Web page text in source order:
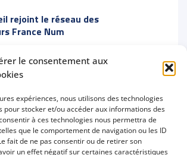
le consentement aux
expériences, nous utilisons des technologies
pour stocker et/ou accéder aux informations des
à ces technologies nous permettra de
que le comportement de navigation ou les ID
fait de ne pas consentir ou de retirer son
un effet négatif sur certaines caractéristiques
rejoint le réseau des
France Num
est référencé comme Activateur
le dispositif national soutenu par
accompagner la transformation
TPE et PME françaises. À ce
les entreprises dans la
de leur stratégie digitale,
en ligne et l’amélioration de leur